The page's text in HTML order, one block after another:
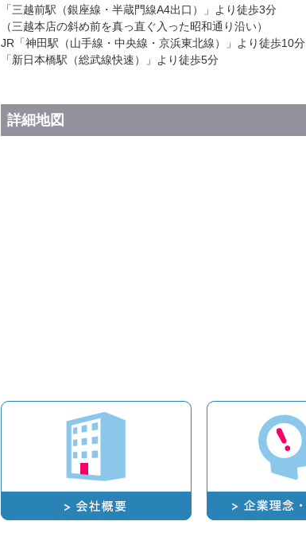
「三越前駅（銀座線・半蔵門線A4出口）」より徒歩3分
（三越本店の斜め前を真っ直ぐ入った昭和通り沿い）
JR「神田駅（山手線・中央線・京浜東北線）」より徒歩10分
「新日本橋駅（総武線快速）」より徒歩5分
詳細地図